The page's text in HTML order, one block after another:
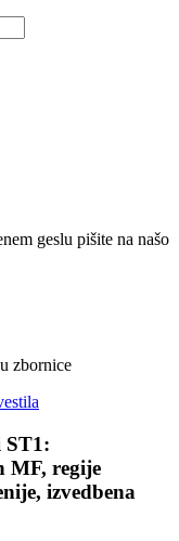
geslu pišite na našo
zbornice
ST1:
MF, regije
izvedbena